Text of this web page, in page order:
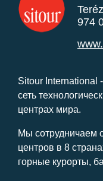
974
Sitour International
сеть
центрах мира.
Мы сотрудничаем
центров в 8
горные курорты,